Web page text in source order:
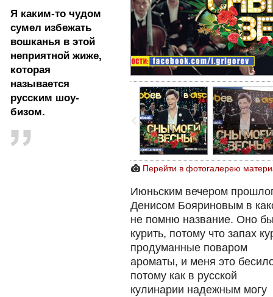
Я каким-то чудом
сумел избежать
вошканья в этой
неприятной жиже,
которая
называется
русским шоу-
бизом.
Перейти в фотогалерею
Июньским вечером
Денисом Бояриновым в
не помню название. Оно
курить, потому что запах
продуманные поваром
ароматы, и меня это
потому как в русской
кулинарии надежным могу